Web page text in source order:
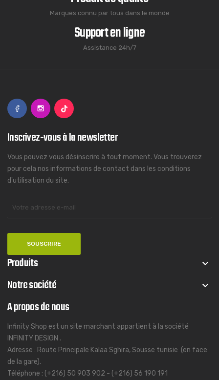
Marques connu par tous dans le monde
Support en ligne
Assistance 24h/7
Inscrivez-vous à la newsletter
Vous pouvez vous désinscrire à tout moment. Vous trouverez
pour cela nos informations de contact dans les conditions
d'utilisation du site.
Produits keyboard_arrow_down
Notre société keyboard_arrow_down
A propos de nous
Infinity Shop est un site marchant appartient à la société
INFINITY DESIGN .
Adresse : Route Principale Kalaa Sghira, Sousse tunisie (en face
de la gare).
Téléphone : (+216) 50 903 902 - (+216) 56 190 191